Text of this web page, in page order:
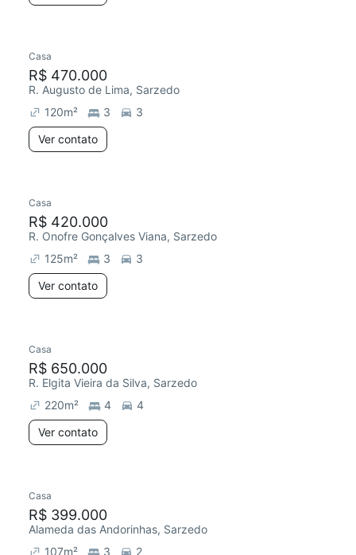
Casa
R$ 470.000
R. Augusto de Lima, Sarzedo
120m² 3
3
Ver contato
Casa
R$ 420.000
R. Onofre Gonçalves Viana, Sarzedo
125m² 3
3
Ver contato
Casa
R$ 650.000
R. Elgita Vieira da Silva, Sarzedo
220m² 4
4
Ver contato
Casa
R$ 399.000
Alameda das Andorinhas, Sarzedo
107m² 3 2